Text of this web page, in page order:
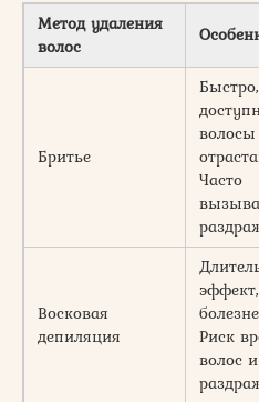
Метод удаления
волос
Бритье
Быстро,
Часто
Восковая
депиляция
Риск
волос и